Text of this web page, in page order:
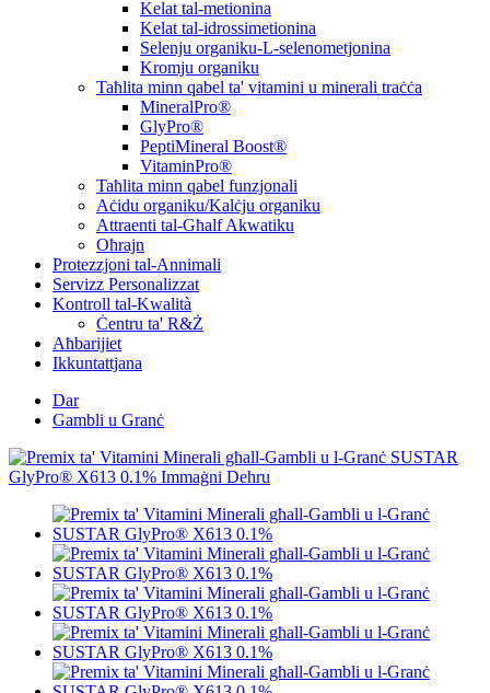
Kelat tal-metionina
Kelat tal-idrossimetionina
Selenju organiku-L-selenometjonina
Kromju organiku
Taħlita minn qabel ta' vitamini u minerali traċċa
MineralPro®
GlyPro®
PeptiMineral Boost®
VitaminPro®
Taħlita minn qabel funzjonali
Aċidu organiku/Kalċju organiku
Attraenti tal-Għalf Akwatiku
Oħrajn
Protezzjoni tal-Annimali
Servizz Personalizzat
Kontroll tal-Kwalità
Ċentru ta' R&Ż
Aħbarijiet
Ikkuntattjana
Dar
Gambli u Granċ